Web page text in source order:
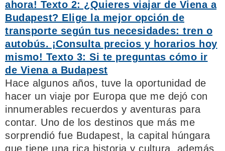
Hace algunos años, tuve la oportunidad de
hacer un viaje por Europa que me dejó con
innumerables recuerdos y aventuras para
contar. Uno de los destinos que más me
sorprendió fue Budapest, la capital húngara
que tiene una rica historia y cultura, además